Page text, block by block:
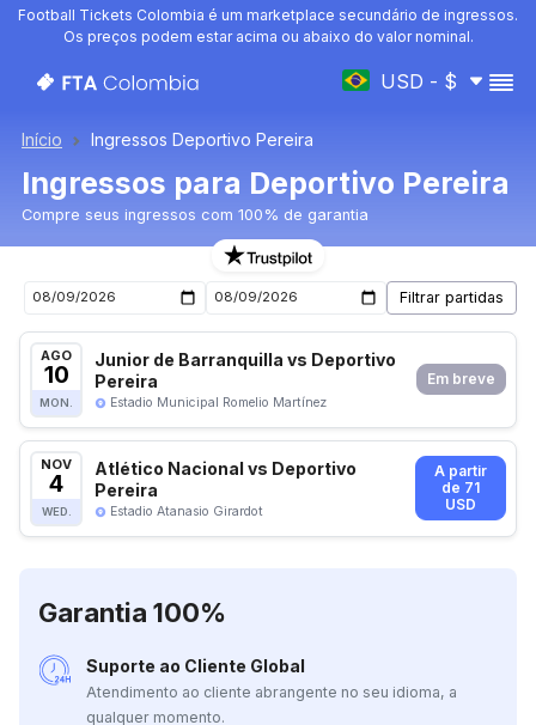
Football Tickets Colombia é um marketplace secundário de ingressos.
Os preços podem estar acima ou abaixo do valor nominal.
USD - $
Início Ingressos Deportivo Pereira
Ingressos para Deportivo Pereira
Compre seus ingressos com 100% de garantia
Ingressos para o próximo jogo de Deportivo Pereira
AGO
10
MON.
Junior de Barranquilla vs Deportivo
Pereira
Estadio Municipal Romelio Martínez
Em breve
NOV
4
WED.
Atlético Nacional vs Deportivo
Pereira
Estadio Atanasio Girardot
A partir
de 71
USD
Garantia 100%
Suporte ao Cliente Global
Atendimento ao cliente abrangente no seu idioma, a
qualquer momento.